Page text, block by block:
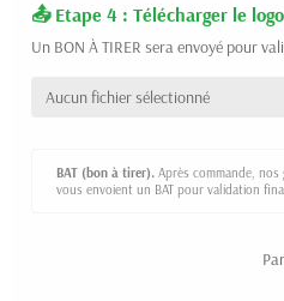
Etape 4 : Télécharger le logo
Un BON À TIRER sera envoyé pour
Aucun fichier sélectionné
BAT (bon à tirer). Après commande,
vous envoient un BAT pour validation